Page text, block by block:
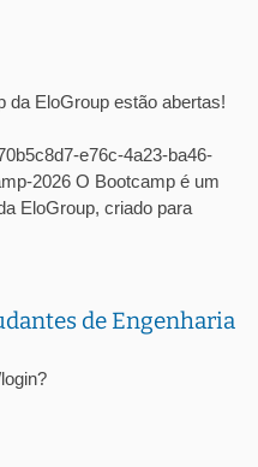
da EloGroup estão abertas!
e76c-4a23-ba46-
2026 O Bootcamp é um
EloGroup, criado para
de Engenharia